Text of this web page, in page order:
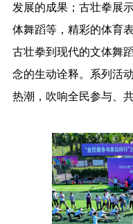
Deutsch
发展的成果；古壮拳展
体舞蹈等，精彩的体育
古壮拳到现代的文体舞
念的生动诠释。系列活
热潮，吹响全民参与、